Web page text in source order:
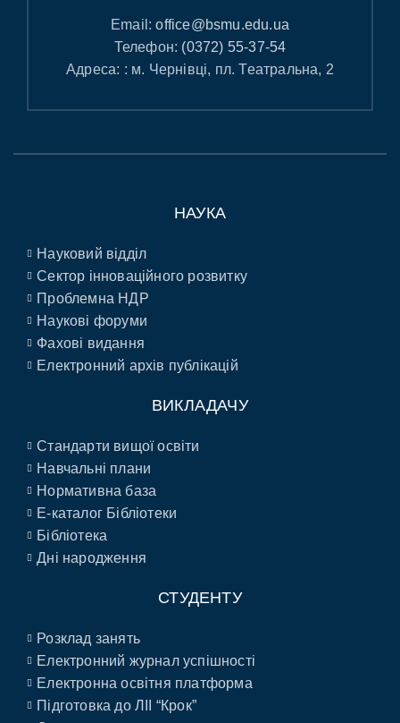
Email:office@bsmu.edu.ua
Телефон: (0372) 55-37-54
Адреса: : м. Чернівці, пл. Театральна, 2
НАУКА
Науковий відділ
Сектор інноваційного розвитку
Проблемна НДР
Наукові форуми
Фахові видання
Електронний архів публікацій
ВИКЛАДАЧУ
Стандарти вищої освіти
Навчальні плани
Нормативна база
E-каталог Бібліотеки
Бібліотека
Дні народження
СТУДЕНТУ
Розклад занять
Електронний журнал успішності
Електронна освітня платформа
Підготовка до ЛІІ “Крок”